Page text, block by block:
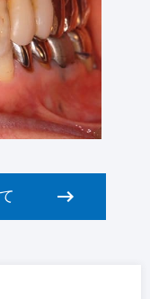
は？
か？？
炎」とは
『重度歯周炎』と